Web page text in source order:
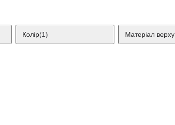
Колір(1) Матеріал верху